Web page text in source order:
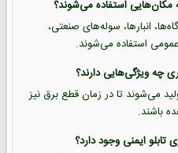
انبارها، سوله‌های صنعتی،
استفاده می‌شوند.
می‌شوند تا در زمان قطع برق نیز
باشند.